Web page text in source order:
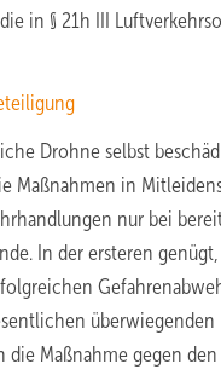
in § 21h III
Drohne selbst
Maßnahmen in
nur bei
In der ersteren
überwiegenden
die Maßnahme gegen